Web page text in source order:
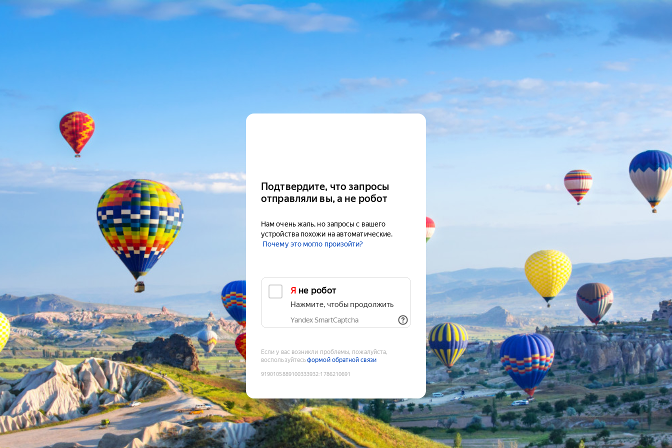
Подтвердите, что запросы
отправляли вы, а не робот
Нам очень жаль, но запросы с вашего
устройства похожи на автоматические.
Почему это могло произойти?
Я не робот
Нажмите, чтобы продолжить
Yandex SmartCaptcha
Если у вас возникли проблемы, пожалуйста,
воспользуйтесьформой обратной связи
9190105889100333932:1786210691